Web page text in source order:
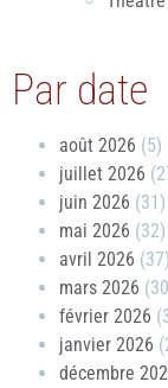
Par date
août 2026 (5)
juillet 2026
juin 2026 (31)
mai 2026 (32)
avril 2026 (37)
mars 2026
février 2026
janvier 2026
décembre